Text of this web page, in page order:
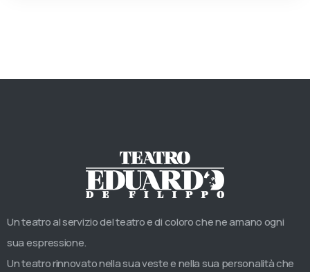
Un teatro al servizio del teatro e di coloro che ne amano ogni
sua espressione.
Un teatro rinnovato nella sua veste e nella sua personalità che